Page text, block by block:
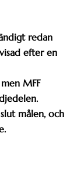
redan
efter en
MFF
målen, och